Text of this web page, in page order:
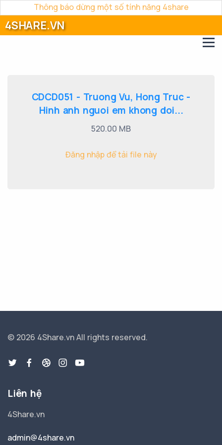
Thông báo dừng một số tính năng 4share
4SHARE.VN
CDCD051 - Truong Vu, Hong Truc -
Hinh anh nguoi em khong doi...
520.00 MB
Đăng nhập để tải file này
© 2026 4Share.vnAll rights reserved.
Liên hệ
4Share.vn
admin@4share.vn